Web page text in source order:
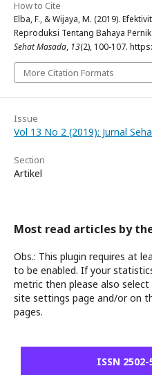
How to Cite
Elba, F., & Wijaya, M. (2019).
Reproduksi Tentang Bahaya
Sehat Masada, 13(2), 100-107.
More Citation Formats
Issue
Vol 13 No 2 (2019): Jurnal
Section
Artikel
Most read articles by
Obs.: This plugin requires at
to be enabled. If your
metric then please also
site settings page and/or on
pages.
ISSN